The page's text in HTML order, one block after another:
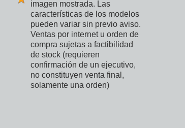
imagen mostrada. Las
características de los modelos
pueden variar sin previo aviso.
Ventas por internet u orden de
compra sujetas a factibilidad
de stock (requieren
confirmación de un ejecutivo,
no constituyen venta final,
solamente una orden)